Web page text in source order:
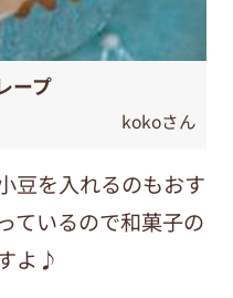
ープ
kokoさん
豆を入れるのもおす
ているので和菓子の
よ♪